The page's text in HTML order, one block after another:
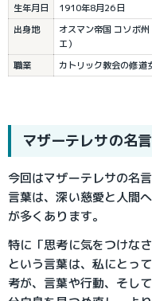
生年月日
1910年8月26日
出身地
オスマン帝国 コソボ
エ）
職業
カトリック教会の修道
マザーテレサの名
今回はマザーテレサの名
言葉は、深い慈愛と人間
が多くあります。
特に「思考に気をつけな
という言葉は、私にとっ
考が、言葉や行動、そし